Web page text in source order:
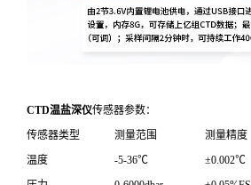
CTD温盐深仪传感器参数：
传感器类型
测量范围 测量精度
温度
-5-36℃ ±0.002℃